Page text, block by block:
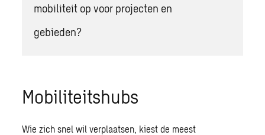
mobiliteit op voor projecten en
gebieden?
Mobiliteitshubs
Wie zich snel wil verplaatsen, kiest de meest